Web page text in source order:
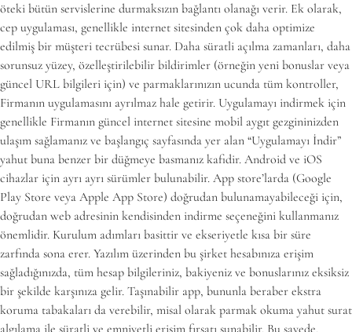
öteki bütün servislerine durmaksızın bağlantı olanağı verir. Ek olarak,
cep uygulaması, genellikle internet sitesinden çok daha optimize
edilmiş bir müşteri tecrübesi sunar. Daha süratli açılma zamanları, daha
sorunsuz yüzey, özelleştirilebilir bildirimler (örneğin yeni bonuslar veya
güncel URL bilgileri için) ve parmaklarınızın ucunda tüm kontroller,
Firmanın uygulamasını ayrılmaz hale getirir. Uygulamayı indirmek için
genellikle Firmanın güncel internet sitesine mobil aygıt gezgininizden
ulaşım sağlamanız ve başlangıç sayfasında yer alan “Uygulamayı İndir”
yahut buna benzer bir düğmeye basmanız kafidir. Android ve iOS
cihazlar için ayrı ayrı sürümler bulunabilir. App store’larda (Google
Play Store veya Apple App Store) doğrudan bulunamayabileceği için,
doğrudan web adresinin kendisinden indirme seçeneğini kullanmanız
önemlidir. Kurulum adımları basittir ve ekseriyetle kısa bir süre
zarfında sona erer. Yazılım üzerinden bu şirket hesabınıza erişim
sağladığınızda, tüm hesap bilgileriniz, bakiyeniz ve bonuslarınız eksiksiz
bir şekilde karşınıza gelir. Taşınabilir app, bununla beraber ekstra
koruma tabakaları da verebilir, misal olarak parmak okuma yahut surat